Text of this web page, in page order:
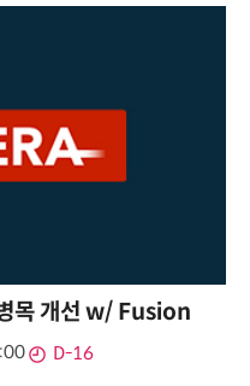
목 개선 w/ Fusion
D-16